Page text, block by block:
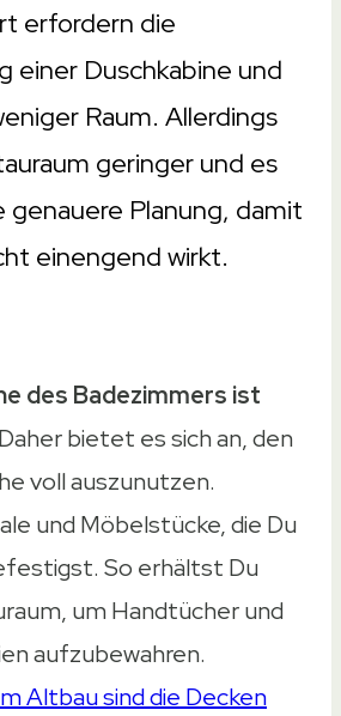
erfordern die
einer Duschkabine und
Raum. Allerdings
geringer und es
Planung, damit
einengend wirkt.
des Badezimmers ist
Daher bietet es sich an, den
voll auszunutzen.
und Möbelstücke, die Du
So erhältst Du
um Handtücher und
aufzubewahren.
Altbau sind die Decken